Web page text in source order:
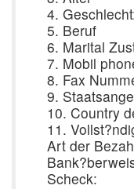
4.
5. Beruf
6. Marital
7. Mobil
8. Fax
9.
10. Country
11.
Art der
Scheck: